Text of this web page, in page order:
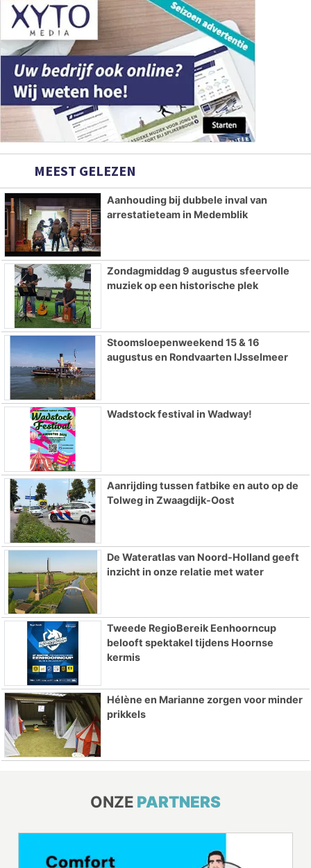
MEEST GELEZEN
Aanhouding bij dubbele inval van
arrestatieteam in Medemblik
Zondagmiddag 9 augustus sfeervolle
muziek op een historische plek
Stoomsloepenweekend 15 & 16
augustus en Rondvaarten IJsselmeer
Wadstock festival in Wadway!
Aanrijding tussen fatbike en auto op de
Tolweg in Zwaagdijk-Oost
De Wateratlas van Noord-Holland geeft
inzicht in onze relatie met water
Tweede RegioBereik Eenhoorncup
belooft spektakel tijdens Hoornse
kermis
Hélène en Marianne zorgen voor minder
prikkels
ONZE PARTNERS